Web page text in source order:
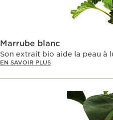
Marrube blanc
Son extrait bio aide la peau à
EN SAVOIR PLUS